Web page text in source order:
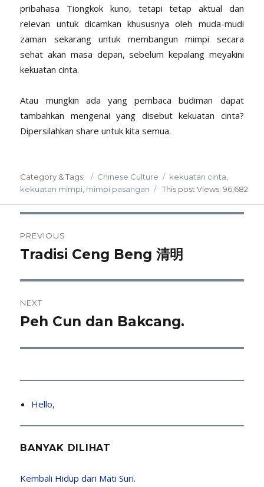
pribahasa Tiongkok kuno, tetapi tetap aktual dan
relevan untuk dicamkan khususnya oleh muda-mudi
zaman sekarang untuk membangun mimpi secara
sehat akan masa depan, sebelum kepalang meyakini
kekuatan cinta.
Atau mungkin ada yang pembaca budiman dapat
tambahkan mengenai yang disebut kekuatan cinta?
Dipersilahkan share untuk kita semua.
Category & Tags:
Posted
on
Categories
Chinese Culture Tags
kekuatan cinta
kekuatan mimpi mimpi pasangan This postViews: 96,682
navigation
PREVIOUS
Previous
Tradisi Ceng Beng 清明
NEXT
Next
Peh Cun dan Bakcang.
Hello,
BANYAK DILIHAT
Kembali Hidup dari Mati Suri.